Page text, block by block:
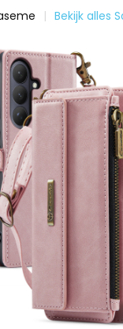
Bekijk alles